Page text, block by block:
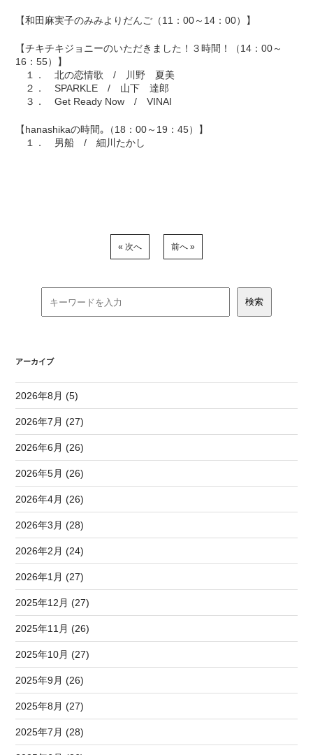
【和田麻実子のみみよりだんご（11：00～14：00）】
【チキチキジョニーのいただきました！３時間！（14：00～
16：55）】
１． 北の恋情歌 / 川野 夏美
２． SPARKLE / 山下 達郎
３． Get Ready Now / VINAI
【hanashikaの時間｡（18：00～19：45）】
１． 男船 / 細川たかし
« 次へ 前へ »
アーカイブ
2026年8月 (5)
2026年7月 (27)
2026年6月 (26)
2026年5月 (26)
2026年4月 (26)
2026年3月 (28)
2026年2月 (24)
2026年1月 (27)
2025年12月 (27)
2025年11月 (26)
2025年10月 (27)
2025年9月 (26)
2025年8月 (27)
2025年7月 (28)